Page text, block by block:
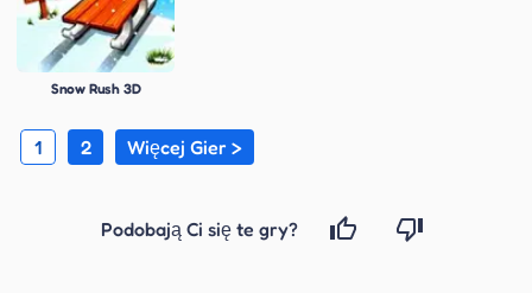
Snow Rush 3D
1 2 Więcej Gier >
Podobają Ci się te gry?